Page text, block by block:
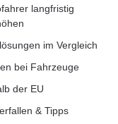
langfristig
im Vergleich
bei Fahrzeuge
der EU
& Tipps